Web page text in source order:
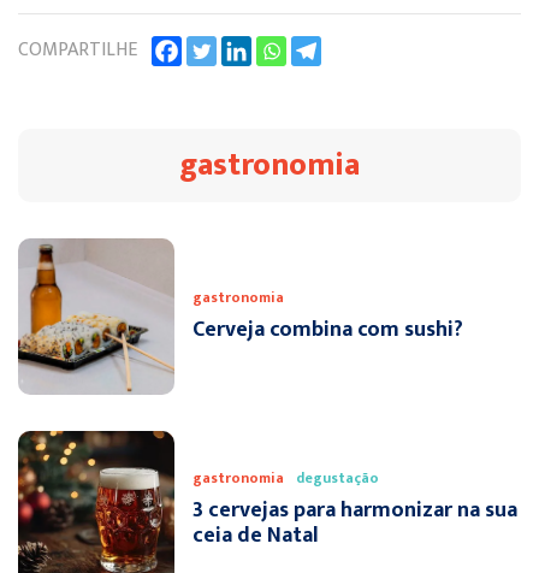
COMPARTILHE
gastronomia
gastronomia
Cerveja combina com sushi?
gastronomia degustação
3 cervejas para harmonizar na sua
ceia de Natal